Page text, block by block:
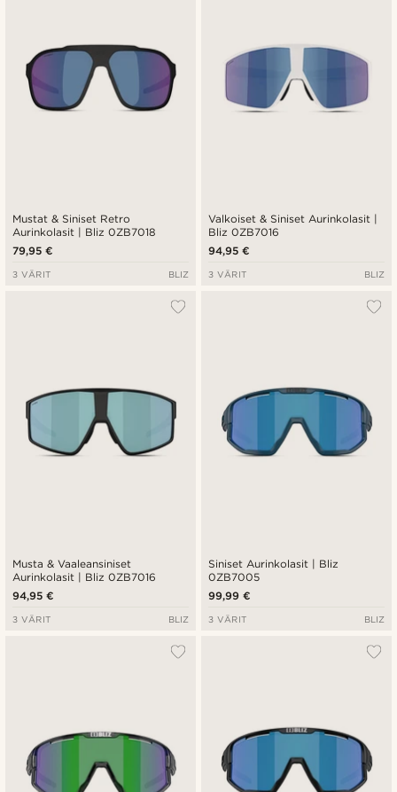
Mustat & Siniset Retro
Aurinkolasit | Bliz 0ZB7018
79,95 €
3 VÄRIT BLIZ
Valkoiset & Siniset Aurinkolasit |
Bliz 0ZB7016
94,95 €
3 VÄRIT BLIZ
Musta & Vaaleansiniset
Aurinkolasit | Bliz 0ZB7016
94,95 €
3 VÄRIT BLIZ
Siniset Aurinkolasit | Bliz
0ZB7005
99,99 €
3 VÄRIT BLIZ